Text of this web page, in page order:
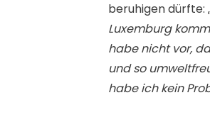
beruhigen dürfte:
Luxemburg
habe nicht vor,
und so
habe ich kein